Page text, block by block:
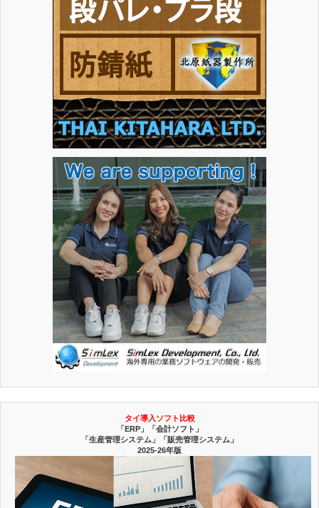
タイ導入ソフト比較
「ERP」「会計ソフト」
「生産管理システム」「販売管理システム」
2025-26年版